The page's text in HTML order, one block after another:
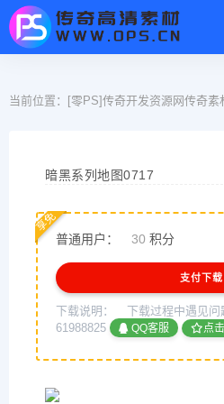
当前位置： [零PS]传奇开发资源网传奇素
暗黑系列地图0717
普通用户： 30 积分
享免
支付下载
下载说明：
下载过程中遇见问
61988825
QQ客服 点